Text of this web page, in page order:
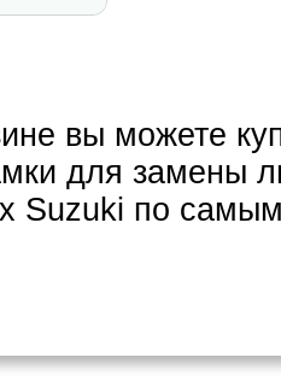
вы можете
для замены
Suzuki по